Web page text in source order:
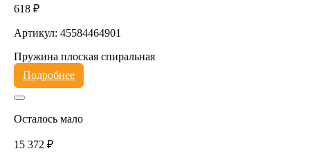
618 ₽
Артикул: 45584464901
Пружина плоская спиральная
Подробнее
Осталось мало
15 372 ₽